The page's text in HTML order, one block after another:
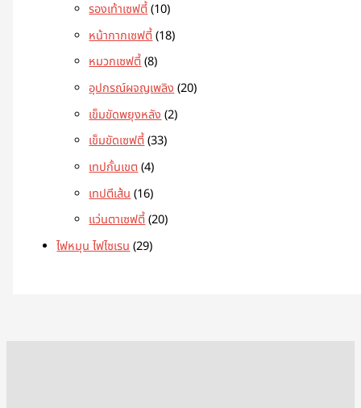
รองเท้าเซฟตี้ 10
หน้ากากเซฟตี้ 18
หมวกเซฟตี้ 8
อุปกรณ์ผจญเพลิง 20
เข็มขัดพยุงหลัง 2
เข็มขัดเซฟตี้ 33
เทปกั้นเขต 4
เทปตีเส้น 16
แว่นตาเซฟตี้ 20
ไฟหมุน ไฟไซเรน 29